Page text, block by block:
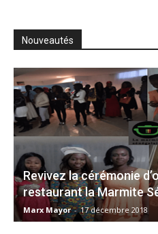
Nouveautés
Revivez la cérémonie
restaurant la Marmite
Marx Mayor - 17 décembre 2018